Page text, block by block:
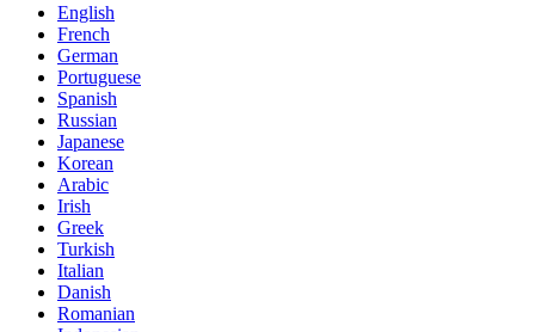
English
French
German
Portuguese
Spanish
Russian
Japanese
Korean
Arabic
Irish
Greek
Turkish
Italian
Danish
Romanian